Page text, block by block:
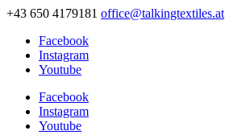
+43 650 4179181 office@talkingtextiles.at
Facebook
Instagram
Youtube
Facebook
Instagram
Youtube